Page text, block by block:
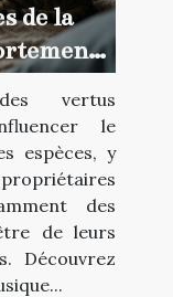
de la
vertus
le
espèces, y
des
de leurs
Découvrez